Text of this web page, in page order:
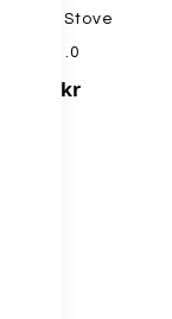
- Ulti Stove
1.0
699,00 kr